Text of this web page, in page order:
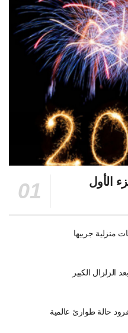
الكبير
حالة طوارئ عالمية